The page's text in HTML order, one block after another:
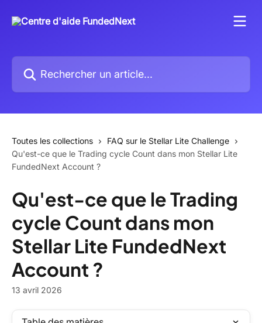
Rechercher un article...
Toutes les collections
FAQ sur le Stellar Lite Challenge
Qu'est-ce que le Trading cycle Count dans mon Stellar Lite
FundedNext Account ?
Qu'est-ce que le Trading
cycle Count dans mon
Stellar Lite FundedNext
Account ?
13 avril 2026